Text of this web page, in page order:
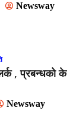
Newsway
, प्रबन्धको के
Newsway